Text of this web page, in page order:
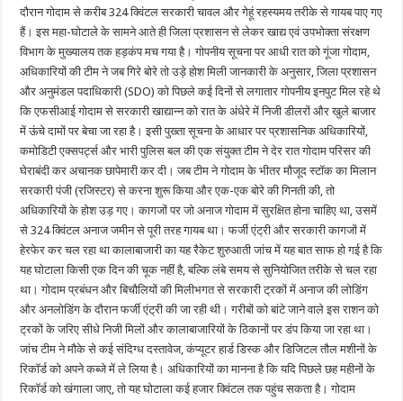
दौरान गोदाम से करीब 324 क्विंटल सरकारी चावल और गेहूं रहस्यमय तरीके से गायब पाए गए
हैं। इस महा-घोटाले के सामने आते ही जिला प्रशासन से लेकर खाद्य एवं उपभोक्ता संरक्षण
विभाग के मुख्यालय तक हड़कंप मच गया है। गोपनीय सूचना पर आधी रात को गूंजा गोदाम,
अधिकारियों की टीम ने जब गिरे बोरे तो उड़े होश मिली जानकारी के अनुसार, जिला प्रशासन
और अनुमंडल पदाधिकारी (SDO) को पिछले कई दिनों से लगातार गोपनीय इनपुट मिल रहे थे
कि एफसीआई गोदाम से सरकारी खाद्यान्न को रात के अंधेरे में निजी डीलरों और खुले बाजार
में ऊंचे दामों पर बेचा जा रहा है। इसी पुख्ता सूचना के आधार पर प्रशासनिक अधिकारियों,
कमोडिटी एक्सपर्ट्स और भारी पुलिस बल की एक संयुक्त टीम ने देर रात गोदाम परिसर की
घेराबंदी कर अचानक छापेमारी कर दी। जब टीम ने गोदाम के भीतर मौजूद स्टॉक का मिलान
सरकारी पंजी (रजिस्टर) से करना शुरू किया और एक-एक बोरे की गिनती की, तो
अधिकारियों के होश उड़ गए। कागजों पर जो अनाज गोदाम में सुरक्षित होना चाहिए था, उसमें
से 324 क्विंटल अनाज जमीन से पूरी तरह गायब था। फर्जी एंट्री और सरकारी कागजों में
हेरफेर कर चल रहा था कालाबाजारी का यह रैकेट शुरुआती जांच में यह बात साफ हो गई है कि
यह घोटाला किसी एक दिन की चूक नहीं है, बल्कि लंबे समय से सुनियोजित तरीके से चल रहा
था। गोदाम प्रबंधन और बिचौलियों की मिलीभगत से सरकारी ट्रकों में अनाज की लोडिंग
और अनलोडिंग के दौरान फर्जी एंट्री की जा रही थी। गरीबों को बांटे जाने वाले इस राशन को
ट्रकों के जरिए सीधे निजी मिलों और कालाबाजारियों के ठिकानों पर डंप किया जा रहा था।
जांच टीम ने मौके से कई संदिग्ध दस्तावेज, कंप्यूटर हार्ड डिस्क और डिजिटल तौल मशीनों के
रिकॉर्ड को अपने कब्जे में ले लिया है। अधिकारियों का मानना है कि यदि पिछले छह महीनों के
रिकॉर्ड को खंगाला जाए, तो यह घोटाला कई हजार क्विंटल तक पहुंच सकता है। गोदाम